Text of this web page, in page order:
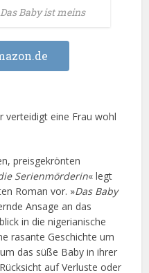
Baby ist meins
verteidigt eine Frau wohl
preisgekrönten
Serienmörderin« legt
Roman vor. »Das Baby
Ansage an das
in die nigerianische
rasante Geschichte um
das süße Baby in ihrer
auf Verluste oder